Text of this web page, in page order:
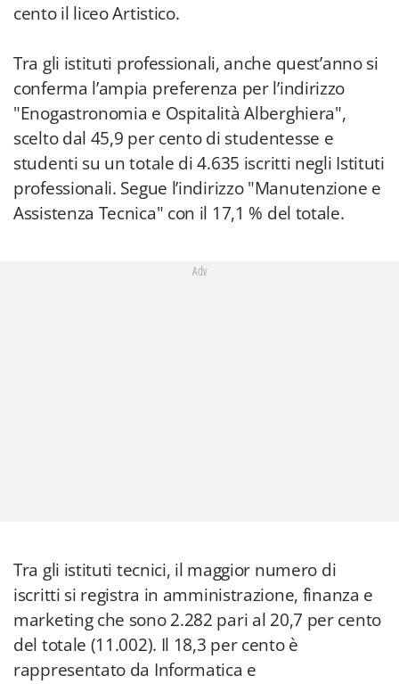
cento il liceo Artistico.
Tra gli istituti professionali, anche quest’anno si
conferma l’ampia preferenza per l’indirizzo
"Enogastronomia e Ospitalità Alberghiera",
scelto dal 45,9 per cento di studentesse e
studenti su un totale di 4.635 iscritti negli Istituti
professionali. Segue l’indirizzo "Manutenzione e
Assistenza Tecnica" con il 17,1 % del totale.
Adv
Tra gli istituti tecnici, il maggior numero di
iscritti si registra in amministrazione, finanza e
marketing che sono 2.282 pari al 20,7 per cento
del totale (11.002). Il 18,3 per cento è
rappresentato da Informatica e